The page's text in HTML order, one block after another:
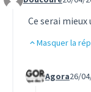
Commentaire 481
Ce serai
Masquer la
Commentaire
Agora26/